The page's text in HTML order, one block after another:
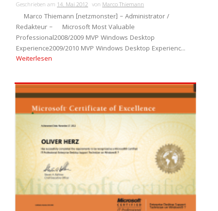
Geschrieben am 14. Mai 2012 von Marco Thiemann
Marco Thiemann [netzmonster] – Administrator /
Redakteur – Microsoft Most Valuable
Professional2008/2009 MVP Windows Desktop
Experience2009/2010 MVP Windows Desktop Experienc...
Weiterlesen